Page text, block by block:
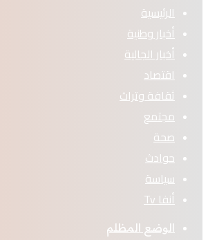
الرئيسية
أخبار وطنية
أخبار الجالية
اقتصاد
ثقافة وتراث
مجتمع
صحة
حوادث
سياسة
أنفا Tv
الوضع المظلم